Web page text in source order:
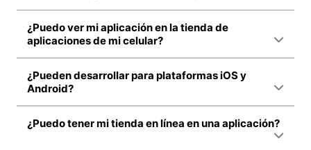
¿Puedo ver mi aplicación en la tienda de
aplicaciones de mi celular?
¿Pueden desarrollar para plataformas iOS y
Android?
¿Puedo tener mi tienda en línea en una aplicación?